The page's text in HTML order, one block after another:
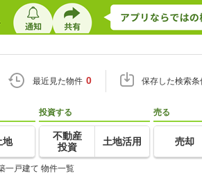
最近見た物件 0 保存した検索条
地
投資する
不動産
投資
土地活用
売る
売却
一戸建て 物件一覧